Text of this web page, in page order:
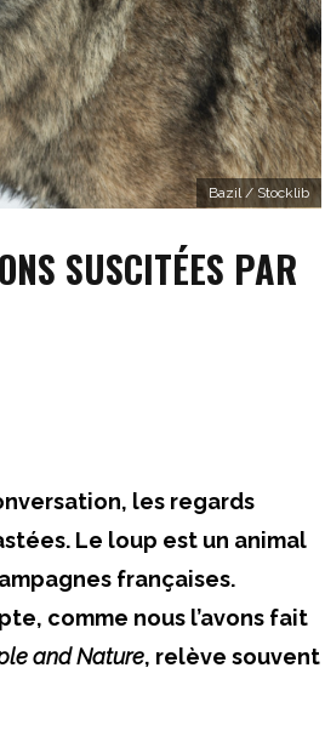
Bazil / Stocklib
SUSCITÉES PAR
les regards
Le loup est un animal
françaises.
comme nous l’avons fait
and Nature, relève souvent